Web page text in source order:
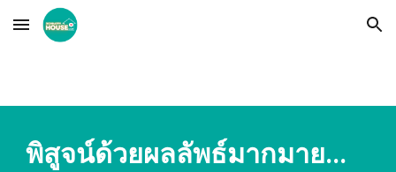
Skip to main content Skip to navigation
พิสูจน์ด้วยผลลัพธ์มากมาย...